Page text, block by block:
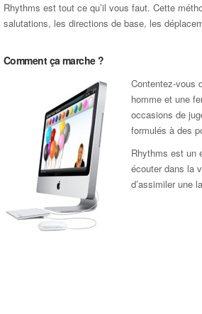
Rhythms est tout ce qu’il vous faut. Cette
salutations, les directions de base, les
Comment ça marche ?
Contentez-vous
homme et une
occasions de
formulés à des
Rhythms est un
écouter dans la
d’assimiler une